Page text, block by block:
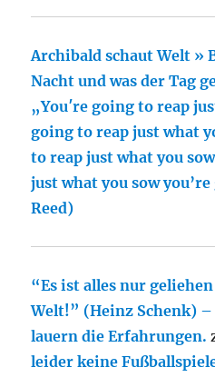
Archibald schaut Welt »
Nacht und was der Tag
„You′re going to reap
going to reap just what
to reap just what you
just what you sow
Reed)
“Es ist alles nur
Welt!” (Heinz Schenk) –
lauern die Erfahrungen.
leider keine